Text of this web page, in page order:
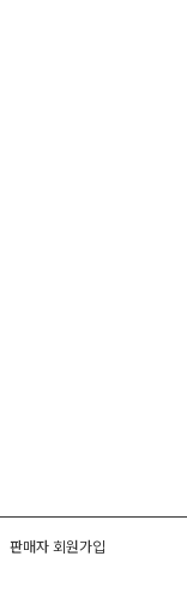
판매자 회원가입